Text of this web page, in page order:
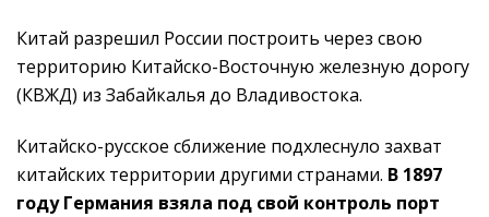
Китай разрешил России построить через свою
территорию Китайско-Восточную железную дорогу
(КВЖД) из Забайкалья до Владивостока.
Китайско-русское сближение подхлеснуло захват
китайских территории другими странами. В 1897
году Германия взяла под свой контроль порт